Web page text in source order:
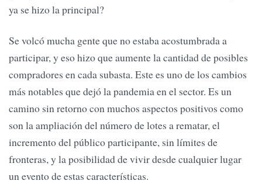
ya se hizo la principal?
Se volcó mucha gente que no estaba acostumbrada a
participar, y eso hizo que aumente la cantidad de posibles
compradores en cada subasta. Este es uno de los cambios
más notables que dejó la pandemia en el sector. Es un
camino sin retorno con muchos aspectos positivos como
son la ampliación del número de lotes a rematar, el
incremento del público participante, sin límites de
fronteras, y la posibilidad de vivir desde cualquier lugar
un evento de estas características.